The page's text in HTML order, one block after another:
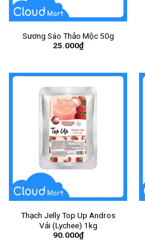
Sương Sáo Thảo Mộc 50g
25.000₫
Thạch Jelly Top Up Andros
Vải (Lychee) 1kg
90.000₫